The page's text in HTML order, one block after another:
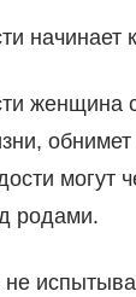
начинает
женщина
могут
родами.